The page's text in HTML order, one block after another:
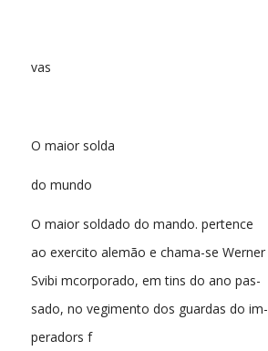
vas
O maior solda
do mundo
O maior soldado do mando. pertence
ao exercito alemão e chama-se Werner
Svibi mcorporado, em tins do ano pas-
sado, no vegimento dos guardas do im-
peradors f